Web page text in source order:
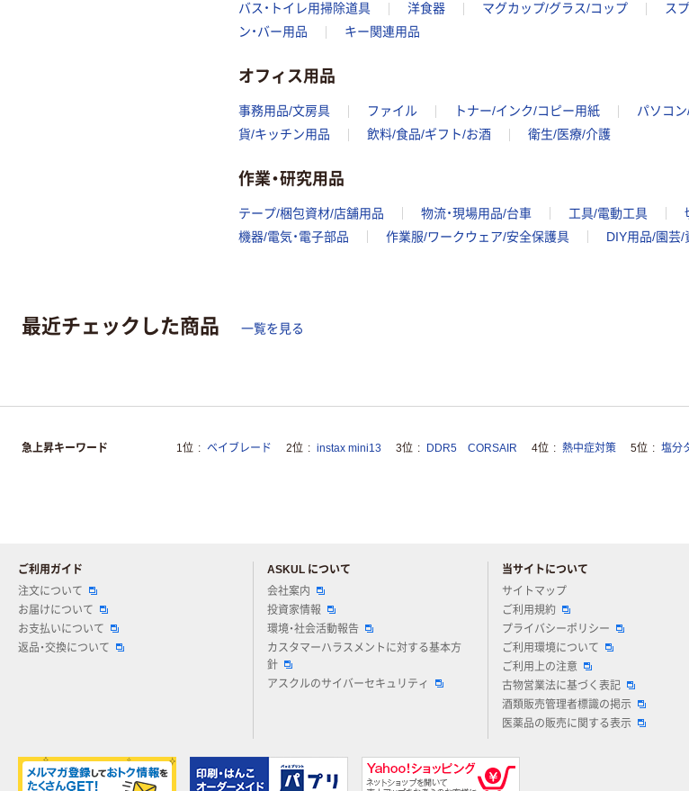
バス・トイレ用掃除道具
洋食器 マグカップ/グラス/コップ ス
ン・バー用品
キー関連用品
オフィス用品
事務用品/文房具 ファイル トナー/インク/コピー用紙 パソコ
貨/キッチン用品
飲料/食品/ギフト/お酒 衛生/医療/介護
作業・研究用品
テープ/梱包資材/店舗用品 物流・現場用品/台車 工具/電動工具
機器/電気・電子部品
作業服/ワークウェア/安全保護具 DIY用品/園芸/
最近チェックした商品 一覧を見る
急上昇キーワード 1位 ベイブレード 2位 instax mini13 3位 DDR5 CORSAIR 4位 熱中症対策 5位 塩分
ご利用ガイド
注文について
お届けについて
お支払いについて
返品・交換について
ASKUL について
会社案内
投資家情報
環境・社会活動報告
カスタマーハラスメントに対する基本方
針
アスクルのサイバーセキュリティ
当サイトについて
サイトマップ
ご利用規約
プライバシーポリシー
ご利用環境について
ご利用上の注意
古物営業法に基づく表記
酒類販売管理者標識の掲示
医薬品の販売に関する表示